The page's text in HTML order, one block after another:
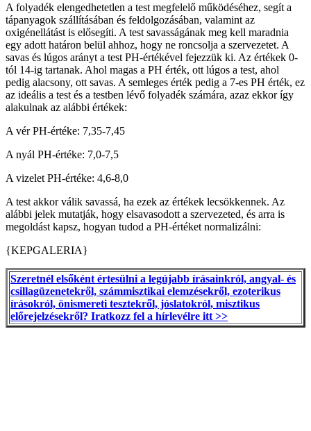
A folyadék elengedhetetlen a test megfelelő működéséhez, segít a
tápanyagok szállításában és feldolgozásában, valamint az
oxigénellátást is elősegíti. A test savasságának meg kell maradnia
egy adott határon belül ahhoz, hogy ne roncsolja a szervezetet. A
savas és lúgos arányt a test PH-értékével fejezzük ki. Az értékek 0-
tól 14-ig tartanak. Ahol magas a PH érték, ott lúgos a test, ahol
pedig alacsony, ott savas. A semleges érték pedig a 7-es PH érték, ez
az ideális a test és a testben lévő folyadék számára, azaz ekkor így
alakulnak az alábbi értékek:
A vér PH-értéke: 7,35-7,45
A nyál PH-értéke: 7,0-7,5
A vizelet PH-értéke: 4,6-8,0
A test akkor válik savassá, ha ezek az értékek lecsökkennek. Az
alábbi jelek mutatják, hogy elsavasodott a szervezeted, és arra is
megoldást kapsz, hogyan tudod a PH-értéket normalizálni:
{KEPGALERIA}
Szeretnél elsőként értesülni a legújabb írásainkról, angyal- és
csillagüzenetekről, számmisztikai elemzésekről, ezoterikus
írásokról, önismereti tesztekről, jóslatokról, misztikus
előrejelzésekről? Iratkozz fel a hírlevélre itt >>